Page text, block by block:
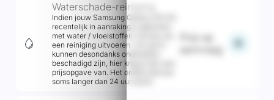
Waterschade-reiniging
Indien jouw Samsung Galaxy A15 5G
recentelijk in aanraking is gekomen
met water / vloeistoffen, kunnen wij
een reiniging uitvoeren. Let op! Er
kunnen desondanks onderdelen
beschadigd zijn, hier krijg je dan een
prijsopgave van. Het onderzoek kan
soms langer dan 24 uur duren.
aanvraag
add